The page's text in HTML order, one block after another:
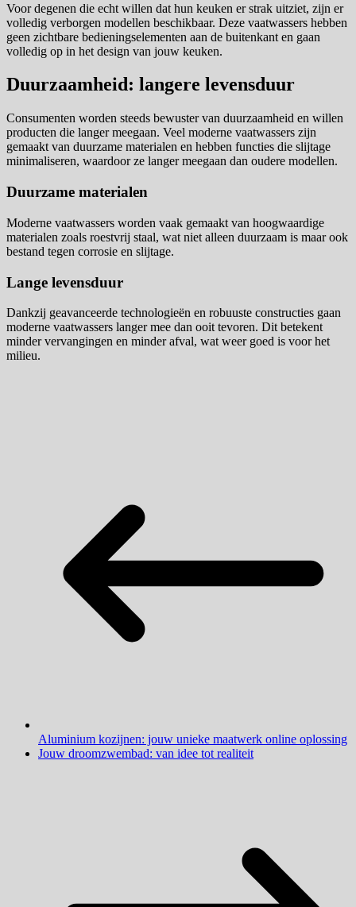
Voor degenen die echt willen dat hun keuken er strak uitziet, zijn er
volledig verborgen modellen beschikbaar. Deze vaatwassers hebben
geen zichtbare bedieningselementen aan de buitenkant en gaan
volledig op in het design van jouw keuken.
Duurzaamheid: langere levensduur
Consumenten worden steeds bewuster van duurzaamheid en willen
producten die langer meegaan. Veel moderne vaatwassers zijn
gemaakt van duurzame materialen en hebben functies die slijtage
minimaliseren, waardoor ze langer meegaan dan oudere modellen.
Duurzame materialen
Moderne vaatwassers worden vaak gemaakt van hoogwaardige
materialen zoals roestvrij staal, wat niet alleen duurzaam is maar ook
bestand tegen corrosie en slijtage.
Lange levensduur
Dankzij geavanceerde technologieën en robuuste constructies gaan
moderne vaatwassers langer mee dan ooit tevoren. Dit betekent
minder vervangingen en minder afval, wat weer goed is voor het
milieu.
Aluminium kozijnen: jouw unieke maatwerk online oplossing
Jouw droomzwembad: van idee tot realiteit